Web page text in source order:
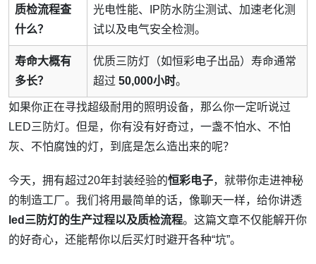
质检流程查
什么？
光电性能、IP防水防尘测试、加速老化测
试以及电气安全检测。
寿命大概有
多长？
优质三防灯（如恒彩电子出品）寿命通常
超过 50,000小时。
如果你正在寻找超级耐用的照明设备，那么你一定听说过
LED三防灯。但是，你有没有好奇过，一盏不怕水、不怕
灰、不怕腐蚀的灯，到底是怎么造出来的呢？
今天，拥有超过20年封装经验的恒彩电子，就带你走进神秘
的制造工厂。我们将用最简单的话，像聊天一样，给你讲透
led三防灯的生产过程以及质检流程。这篇文章不仅能解开你
的好奇心，还能帮你以后买灯时避开各种“坑”。